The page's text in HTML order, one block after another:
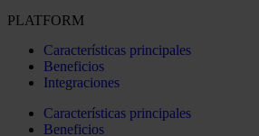
PLATFORM
Características principales
Beneficios
Integraciones
Características principales
Beneficios